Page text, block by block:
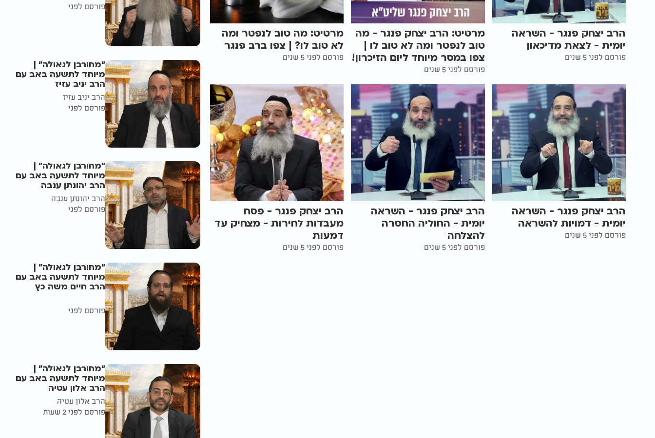
הרב יצחק פנגר - השראה
יומית - לצאת מדיכאון
פורסם לפני 5 שנים
מרטיט: הרב יצחק פנגר - מה
טוב לנפטר ומה לא טוב לו |
צפו במסר מיוחד ליום הזיכרון!
פורסם לפני 5 שנים
מרטיט: מה טוב לנפטר ומה
לא טוב לו? | צפו ברב פנגר
פורסם לפני 5 שנים
הרב יצחק פנגר - השראה
יומית - דמויות להשראה
פורסם לפני 5 שנים
הרב יצחק פנגר - השראה
יומית - החוליה החסרה
להצלחה
פורסם לפני 5 שנים
הרב יצחק פנגר - פסח
מעבדות לחירות - מצחיק עד
דמעות
פורסם לפני 5 שנים
פורסם לפני
"מחורבן לגאולה" |
מיוחד לתשעה באב עם
הרב יניב עזיז
הרב יניב עזיז
פורסם לפני
"מחורבן לגאולה" |
מיוחד לתשעה באב עם
הרב יהונתן ענבה
הרב יהונתן ענבה
פורסם לפני
"מחורבן לגאולה" |
מיוחד לתשעה באב עם
הרב חיים משה כץ
פורסם לפני
"מחורבן לגאולה" |
מיוחד לתשעה באב עם
הרב אלון עטיה
הרב אלון עטיה
פורסם לפני 2 שעות